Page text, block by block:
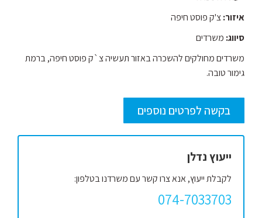
איזור:צ'ק פוסט חיפה
סיווג: משרדים
משרדים מחולקים להשכרה באזור תעשיה צ`ק פוסט חיפה, ברמת
גימור טובה.
בקשה לפרטים נוספים
ייעוץ נדלן
לקבלת ייעוץ, אנא צרו קשר עם משרדנו בטלפון:
074-7033703